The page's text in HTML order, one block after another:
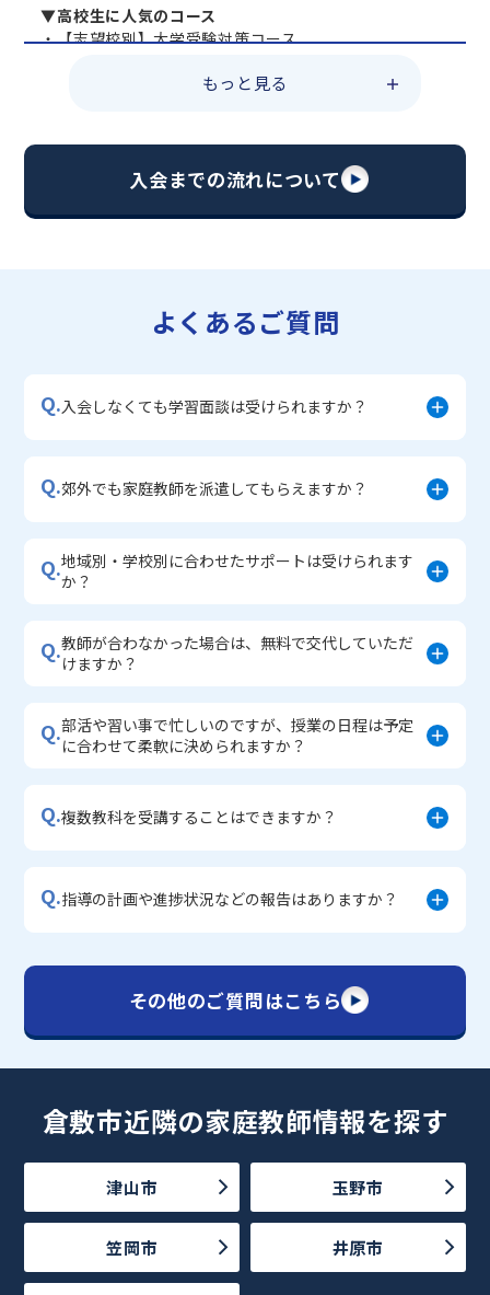
▼高校生に人気のコース
・【志望校別】大学受験対策コース
・総合型選抜直前対策コース
・【志望校別】公立・私立高校受験対策コース
・宿題サポートコース
・学習習慣定着コース
もっと見る
入会までの流れについて
よくあるご質問
Q.入会しなくても学習面談は受けられますか？
Q.郊外でも家庭教師を派遣してもらえますか？
Q.地域別・学校別に合わせたサポートは受けられます
か？
Q.教師が合わなかった場合は、無料で交代していただ
けますか？
Q.部活や習い事で忙しいのですが、授業の日程は予定
に合わせて柔軟に決められますか？
Q.複数教科を受講することはできますか？
Q.指導の計画や進捗状況などの報告はありますか？
その他のご質問はこちら
倉敷市近隣の家庭教師情報を探す
津山市 玉野市
笠岡市 井原市